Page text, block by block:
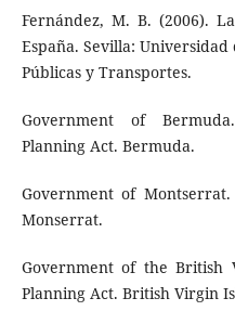
Fernández, M. B. (2006).
España. Sevilla:
Públicas y Transportes.
Government of
Planning Act. Bermuda.
Government of
Monserrat.
Government of the British
Planning Act. British Virgin